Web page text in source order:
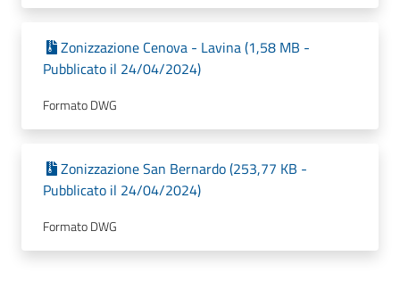
Zonizzazione Cenova - Lavina (1,58 MB -
Pubblicato il 24/04/2024)
Formato DWG
Zonizzazione San Bernardo (253,77 KB -
Pubblicato il 24/04/2024)
Formato DWG